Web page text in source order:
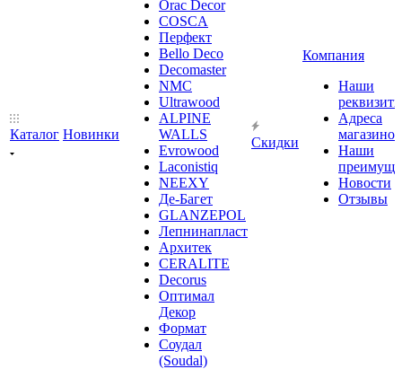
Каталог Новинки
Orac Decor
COSCA
Перфект
Bello Deco
Decomaster
NMС
Ultrawood
ALPINE
WALLS
Evrowood
Laconistiq
NEEXY
Де-Багет
GLANZEPOL
Лепнинапласт
Архитек
CERALITE
Decorus
Оптимал
Декор
Формат
Соудал
(Soudal)
Скидки
Компания
Наши
Адреса
магазинов
Наши
Новости
Отзывы